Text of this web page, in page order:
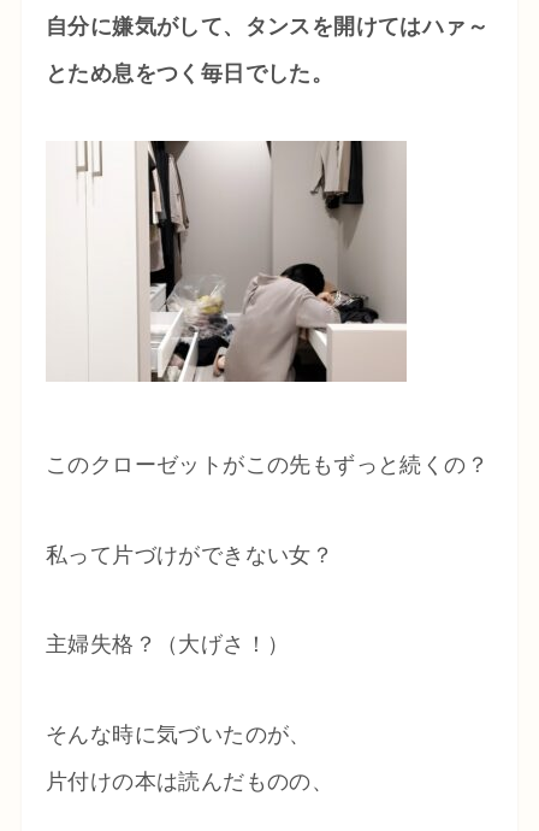
自分に嫌気がして、タンスを開けてはハァ～
とため息をつく毎日でした。
このクローゼットがこの先もずっと続くの？
私って片づけができない女？
主婦失格？（大げさ！）
そんな時に気づいたのが、
片付けの本は読んだものの、